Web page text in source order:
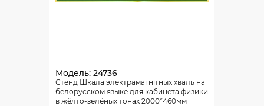
Модель: 24736
Стенд Шкала электрамагнiтных хваль на
белорусском языке для кабинета физики
в жёлто-зелёных тонах 2000*460мм